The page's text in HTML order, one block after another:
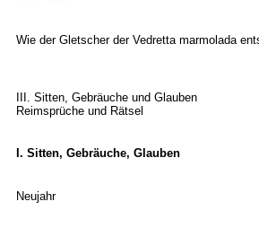
Wie der Gletscher der Vedretta marmolada
III. Sitten, Gebräuche und Glauben
Reimsprüche und Rätsel
I. Sitten, Gebräuche, Glauben
Neujahr